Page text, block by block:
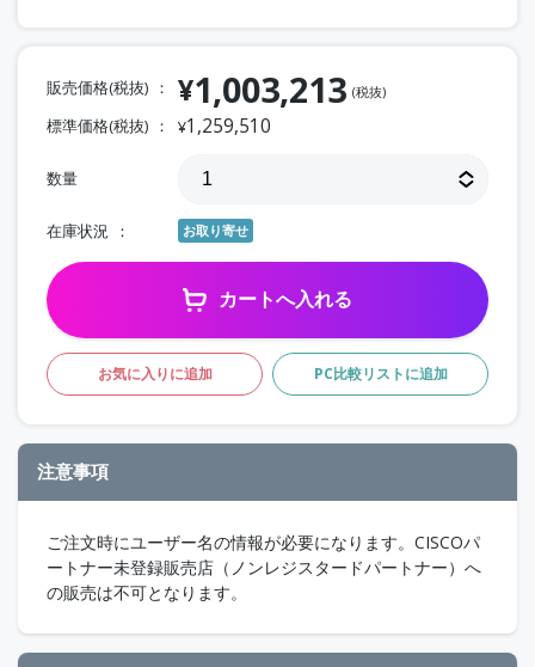
販売価格(税抜) ¥1,003,213 (税抜)
標準価格(税抜) ¥1,259,510
数量
在庫状況 お取り寄せ
カートへ入れる
お気に入りに追加 PC比較リストに追加
注意事項
ご注文時にユーザー名の情報が必要になります。CISCOパ
ートナー未登録販売店（ノンレジスタードパートナー）へ
の販売は不可となります。